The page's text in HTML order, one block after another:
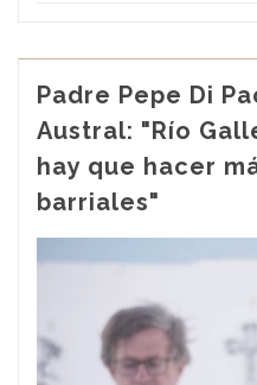
Padre Pepe Di
Austral: "Río
hay que hacer
barriales"